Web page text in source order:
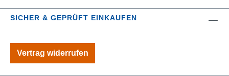
SICHER & GEPRÜFT EINKAUFEN
Vertrag widerrufen